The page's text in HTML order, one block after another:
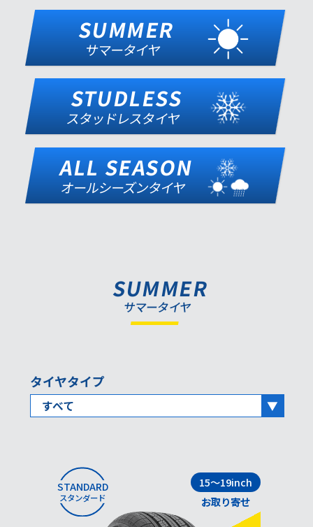
SUMMER
サマータイヤ
STUDLESS
スタッドレスタイヤ
ALL SEASON
オールシーズンタイヤ
SUMMER
サマータイヤ
タイヤタイプ
すべて
STANDARD
スタンダード
15～19inch
お取り寄せ